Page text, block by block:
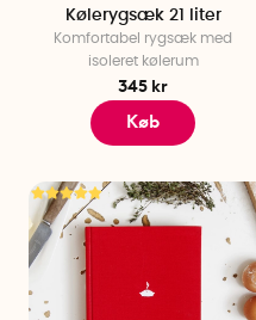
Kølerygsæk 21 liter
Komfortabel rygsæk med
isoleret kølerum
345 kr
Køb